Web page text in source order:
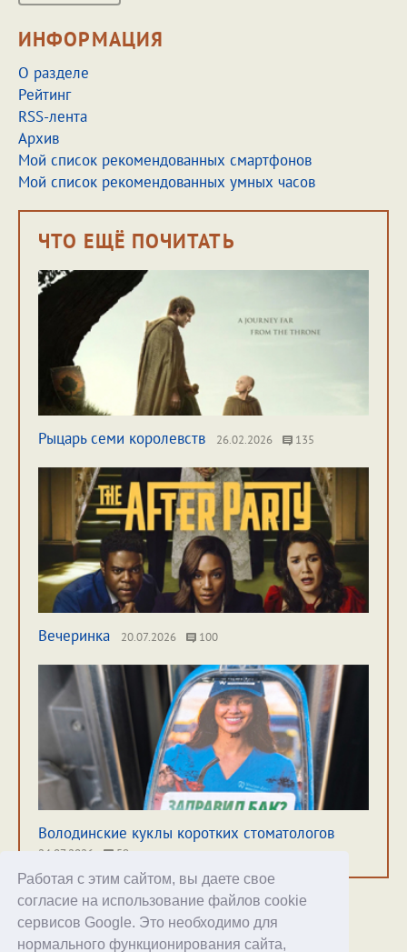
Работая с этим сайтом, вы даете свое
согласие на использование файлов cookie
сервисов Google. Это необходимо для
нормального функционирования сайта,
ИНФОРМАЦИЯ
О разделе
Рейтинг
RSS-лента
Архив
Мой список рекомендованных смартфонов
Мой список рекомендованных умных часов
ЧТО ЕЩЁ ПОЧИТАТЬ
Рыцарь семи королевств 26.02.2026 135
Вечеринка 20.07.2026 100
Володинские куклы коротких стоматологов
24.07.2026 59